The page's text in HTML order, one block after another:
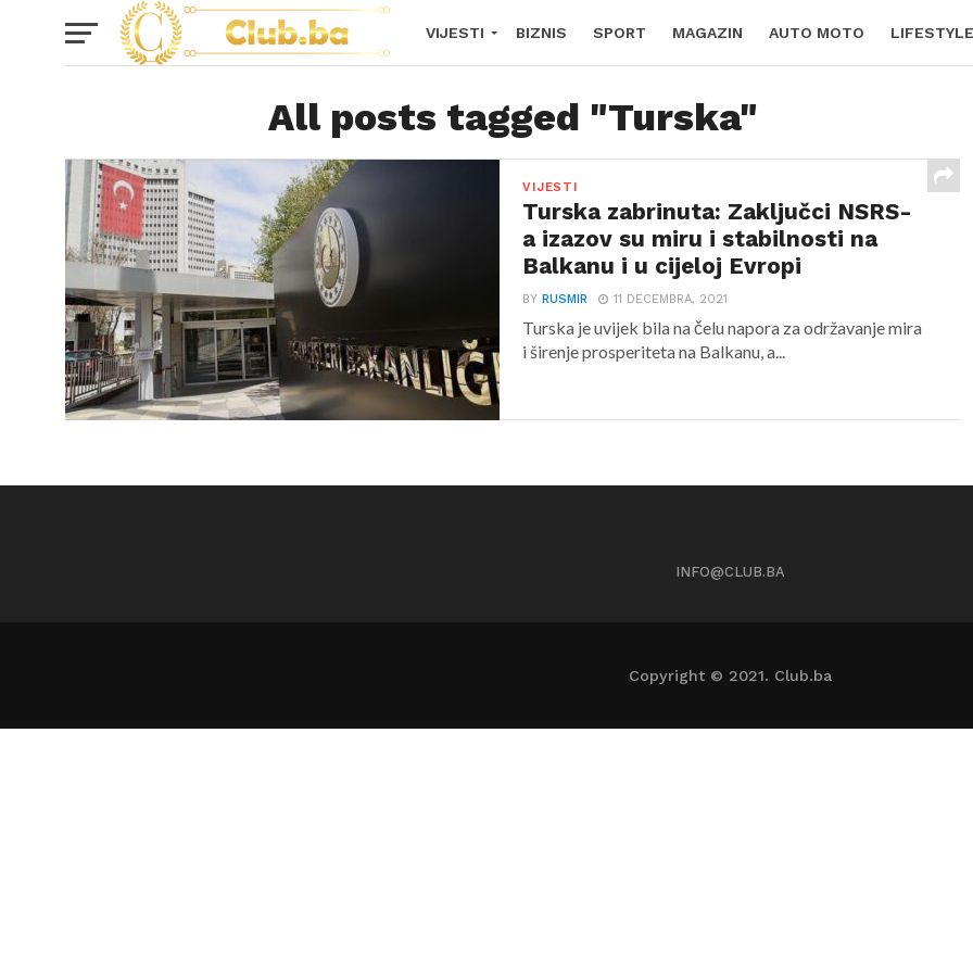
VIJESTI BIZNIS SPORT MAGAZIN AUTO MOTO LIFESTYLE
All posts tagged "Turska"
VIJESTI
Turska zabrinuta: Zaključci NSRS-
a izazov su miru i stabilnosti na
Balkanu i u cijeloj Evropi
BYRUSMIR 11 DECEMBRA, 2021
Turska je uvijek bila na čelu napora za održavanje mira
i širenje prosperiteta na Balkanu, a...
INFO@CLUB.BA
Copyright © 2021. Club.ba